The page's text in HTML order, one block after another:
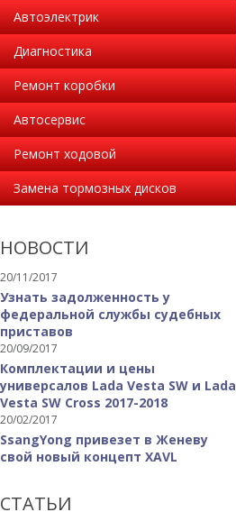
Автоэлектрик
Диагностика
Ремонт коробки
Автосервис
Ремонт ходовой
Замена тормозных дисков
НОВОСТИ
20/11/2017
Узнать задолженность у
федеральной службы судебных
приставов
20/09/2017
Комплектации и цены
универсалов Lada Vesta SW и Lada
Vesta SW Cross 2017-2018
20/02/2017
SsangYong привезет в Женеву
свой новый концепт XAVL
СТАТЬИ